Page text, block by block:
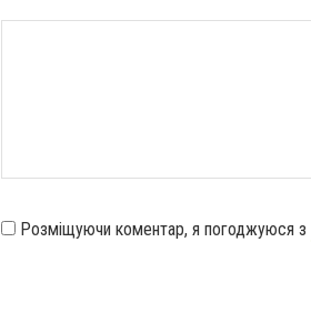
Розміщуючи коментар, я погоджуюся з